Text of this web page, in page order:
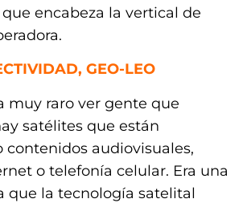
encabeza la vertical de
GEO-LEO
muy raro ver gente que
satélites que están
audiovisuales,
o telefonía celular. Era una
que la tecnología satelital